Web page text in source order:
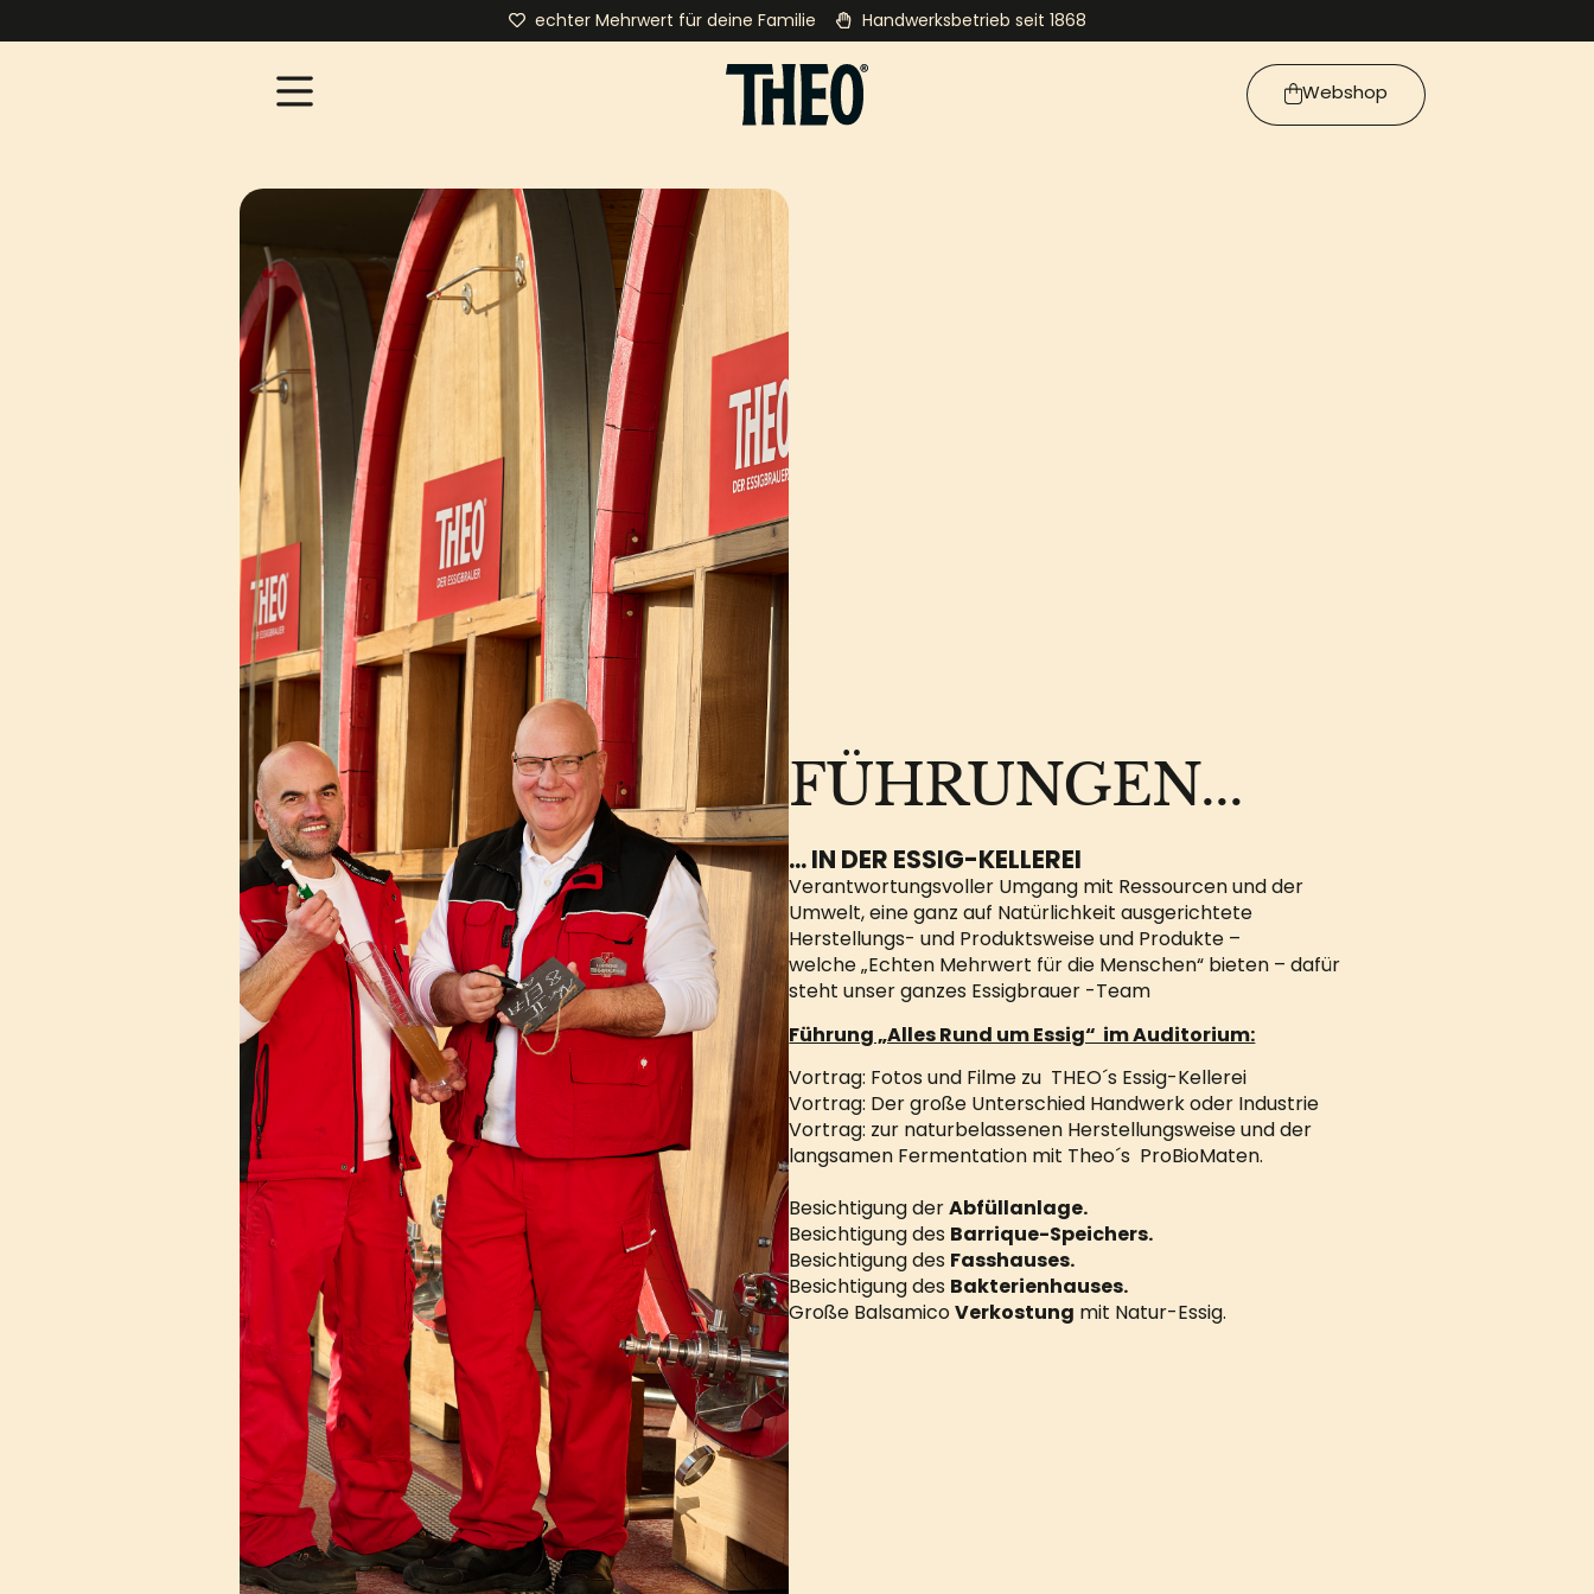
echter Mehrwert für deine Familie Handwerksbetrieb seit 1868
Webshop
FÜHRUNGEN...
... IN DER ESSIG-KELLEREI
Verantwortungsvoller Umgang mit Ressourcen und der
Umwelt, eine ganz auf Natürlichkeit ausgerichtete
Herstellungs- und Produktsweise und Produkte –
welche„Echten Mehrwert für die Menschen“ bieten – dafür
steht unser ganzes Essigbrauer -Team
Führung „Alles Rund um Essig“ im Auditorium:
Vortrag: Fotos und Filme zu THEO´s Essig-Kellerei
Vortrag: Der große Unterschied Handwerk oder Industrie
Vortrag: zur naturbelassenen Herstellungsweise und der
langsamen Fermentation mit Theo´s ProBioMaten.
Besichtigung derAbfüllanlage.
Besichtigung des Barrique-Speichers.
Besichtigung des Fasshauses.
Besichtigung des Bakterienhauses.
Große BalsamicoVerkostung mit Natur-Essig.